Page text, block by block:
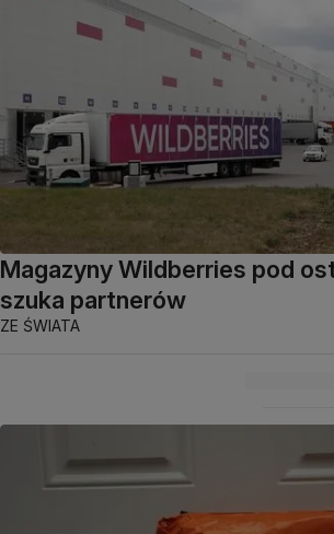
Magazyny Wildberries pod
szuka partnerów
ZE ŚWIATA